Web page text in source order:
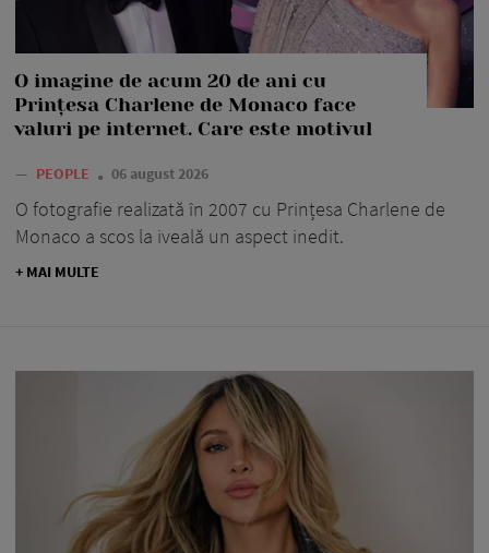
O imagine de acum 20 de ani cu
Prințesa Charlene de Monaco face
valuri pe internet. Care este motivul
— PEOPLE 06 august 2026
O fotografie realizată în 2007 cu Prințesa Charlene de
Monaco a scos la iveală un aspect inedit.
+ MAI MULTE